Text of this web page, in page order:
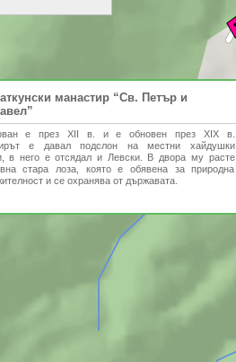
манастир “Св. Петър и
е през XII в. и е обновен през XIX в.
е давал подслон на местни хайдушки
в него е отсядал и Левски. В двора му расте
стара лоза, която е обявена за природна
и се охранява от държавата.